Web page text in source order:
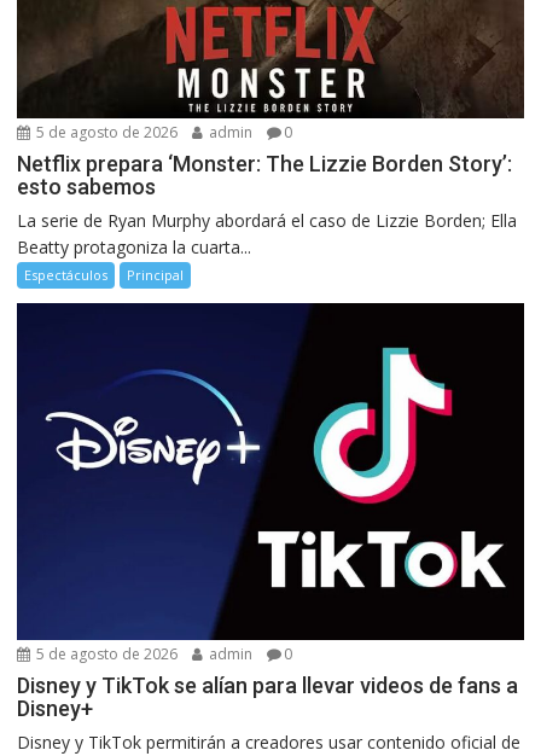
5 de agosto de 2026 admin 0
Netflix prepara ‘Monster: The Lizzie Borden Story’:
esto sabemos
La serie de Ryan Murphy abordará el caso de Lizzie Borden; Ella
Beatty protagoniza la cuarta...
Espectáculos Principal
5 de agosto de 2026 admin 0
Disney y TikTok se alían para llevar videos de fans a
Disney+
Disney y TikTok permitirán a creadores usar contenido oficial de